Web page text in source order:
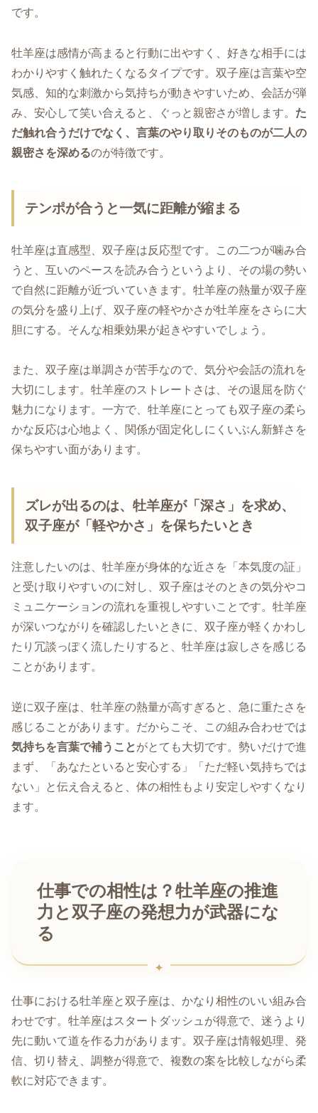
です。
牡羊座は感情が高まると行動に出やすく、好きな相手には
わかりやすく触れたくなるタイプです。双子座は言葉や空
気感、知的な刺激から気持ちが動きやすいため、会話が弾
み、安心して笑い合えると、ぐっと親密さが増します。 た
だ触れ合うだけでなく、言葉のやり取りそのものが二人の
親密さを深めるのが特徴です。
テンポが合うと一気に距離が縮まる
牡羊座は直感型、双子座は反応型です。この二つが噛み合
うと、互いのペースを読み合うというより、その場の勢い
で自然に距離が近づいていきます。牡羊座の熱量が双子座
の気分を盛り上げ、双子座の軽やかさが牡羊座をさらに大
胆にする。そんな相乗効果が起きやすいでしょう。
また、双子座は単調さが苦手なので、気分や会話の流れを
大切にします。牡羊座のストレートさは、その退屈を防ぐ
魅力になります。一方で、牡羊座にとっても双子座の柔ら
かな反応は心地よく、関係が固定化しにくいぶん新鮮さを
保ちやすい面があります。
ズレが出るのは、牡羊座が「深さ」を求め、
双子座が「軽やかさ」を保ちたいとき
注意したいのは、牡羊座が身体的な近さを「本気度の証」
と受け取りやすいのに対し、双子座はそのときの気分やコ
ミュニケーションの流れを重視しやすいことです。牡羊座
が深いつながりを確認したいときに、双子座が軽くかわし
たり冗談っぽく流したりすると、牡羊座は寂しさを感じる
ことがあります。
逆に双子座は、牡羊座の熱量が高すぎると、急に重たさを
感じることがあります。だからこそ、この組み合わせでは
気持ちを言葉で補うことがとても大切です。勢いだけで進
まず、「あなたといると安心する」「ただ軽い気持ちでは
ない」と伝え合えると、体の相性もより安定しやすくなり
ます。
仕事での相性は？牡羊座の推進
力と双子座の発想力が武器にな
る
仕事における牡羊座と双子座は、かなり相性のいい組み合
わせです。牡羊座はスタートダッシュが得意で、迷うより
先に動いて道を作る力があります。双子座は情報処理、発
信、切り替え、調整が得意で、複数の案を比較しながら柔
軟に対応できます。